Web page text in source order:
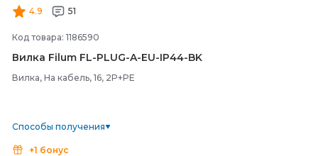
4.9 51
Код товара: 1186590
Вилка Filum FL-PLUG-A-EU-IP44-BK
Вилка, На кабель, 16, 2P+PE
Способы получения
+1 бонус